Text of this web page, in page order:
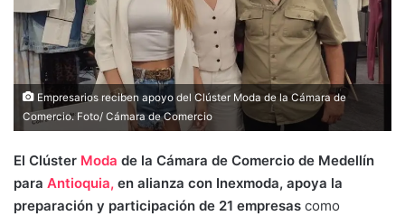
Empresarios reciben apoyo del Clúster Moda de la Cámara de
Comercio. Foto/ Cámara de Comercio
El Clúster Moda de la Cámara de Comercio de Medellín
para Antioquia, en alianza con Inexmoda, apoya la
preparación y participación de 21 empresas como